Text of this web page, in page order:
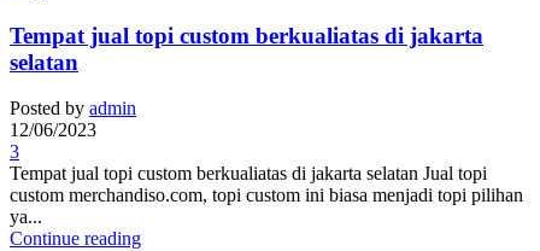
Tempat jual topi custom berkualiatas di jakarta
selatan
Posted by admin
12/06/2023
3
Tempat jual topi custom berkualiatas di jakarta selatan Jual topi
custom merchandiso.com, topi custom ini biasa menjadi topi pilihan
ya...
Continue reading